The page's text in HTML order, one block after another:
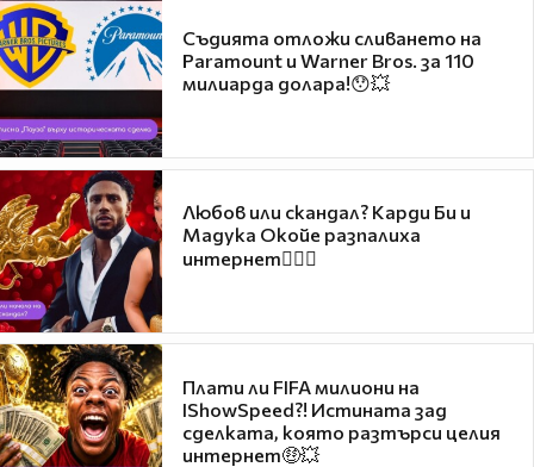
Съдията отложи сливането на
Paramount и Warner Bros. за 110
милиарда долара!😯💥
Любов или скандал? Карди Би и
Мадука Окойе разпалиха
интернет❤️‍🔥🔥
Плати ли FIFA милиони на
IShowSpeed?! Истината зад
сделката, която разтърси целия
интернет🤑💥